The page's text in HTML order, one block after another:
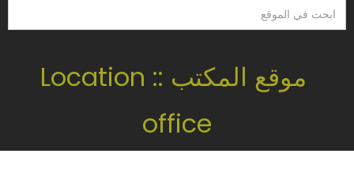
ابحث
في
موقع المكتب :: Location
office